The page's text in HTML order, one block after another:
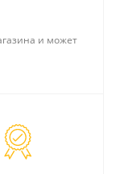
и может